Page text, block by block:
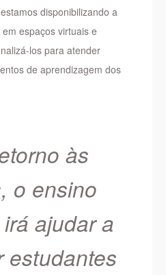
disponibilizando a
espaços virtuais e
los para atender
de aprendizagem dos
às
o ensino
ajudar a
estudantes